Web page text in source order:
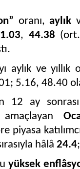
oranı,aylık
1.03, 44.38
aylık ve
5.16, 48.40
12 ay
amaçlayan
piyasa
hâlâ 24.4
yüksek